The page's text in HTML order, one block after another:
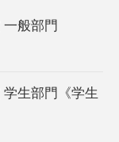
般部門
生部門《学生